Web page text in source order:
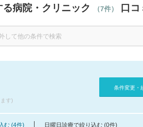
病院・クリニック （7件） 口
す)
条件変更・
む (4件) 日曜日診療で絞り込む (0件)